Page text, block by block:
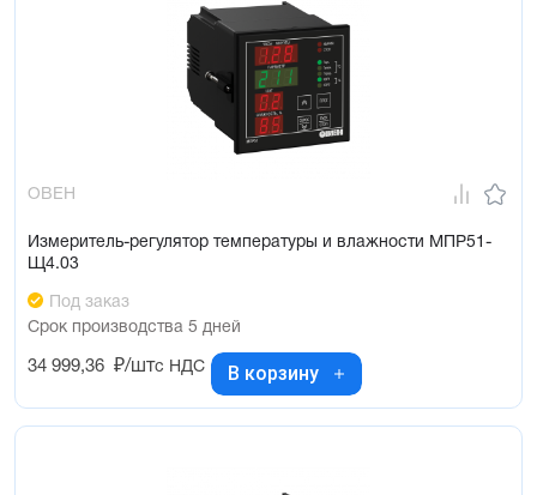
ОВЕН
Измеритель-регулятор температуры и влажности МПР51-
Щ4.03
Под заказ
Срок производства 5 дней
34 999,36 ₽/штс НДС В корзину